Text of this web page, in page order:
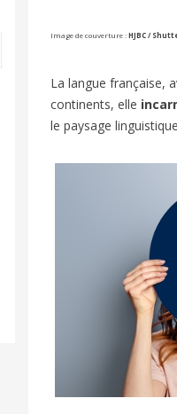
2026 | FRANÇAIS B2/
J'aime
Cet été, la France subit
exceptionnels. Quand on
grands feux de forêt en
Image de couverture :HJBC /
La langue française,
continents, elle
le paysage